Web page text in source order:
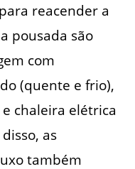
reacender a
pousada são
com
(quente e frio),
chaleira elétrica
as
também